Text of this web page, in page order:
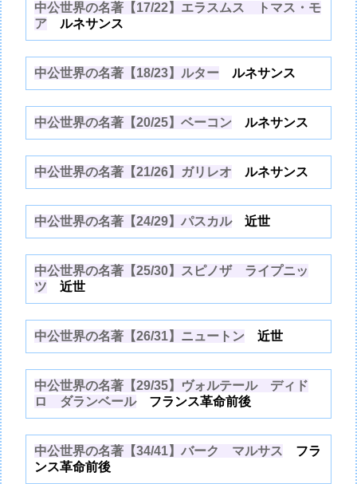
中公世界の名著【17/22】エラスムス トマス・モ
ア ルネサンス
中公世界の名著【18/23】ルター ルネサンス
中公世界の名著【20/25】ベーコン ルネサンス
中公世界の名著【21/26】ガリレオ ルネサンス
中公世界の名著【24/29】パスカル近世
中公世界の名著【25/30】スピノザ ライプニッ
ツ 近世
中公世界の名著【26/31】ニュートン 近世
中公世界の名著【29/35】ヴォルテール ディド
ロ ダランベールフランス革命前後
中公世界の名著【34/41】バーク マルサス フラ
ンス革命前後